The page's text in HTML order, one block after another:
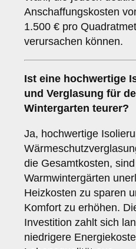
Anschaffungskosten
1.500 € pro
verursachen können.
Ist eine hochwertige
und Verglasung für
Wintergarten teurer?
Ja, hochwertige
die Gesamtkosten,
Warmwintergärten
Heizkosten zu sparen
Komfort zu erhöhen.
Investition zahlt sich
niedrigere